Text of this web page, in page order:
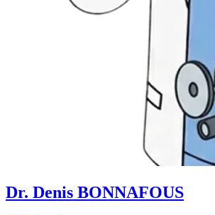
Dr. Denis BONNAFOUS